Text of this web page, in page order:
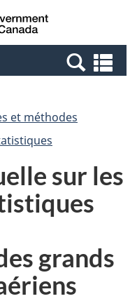
Canada
et
et méthodes
sur les
grands